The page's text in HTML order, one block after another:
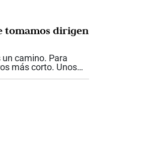
tomamos dirigen
camino. Para
más corto. Unos
maravillosamente